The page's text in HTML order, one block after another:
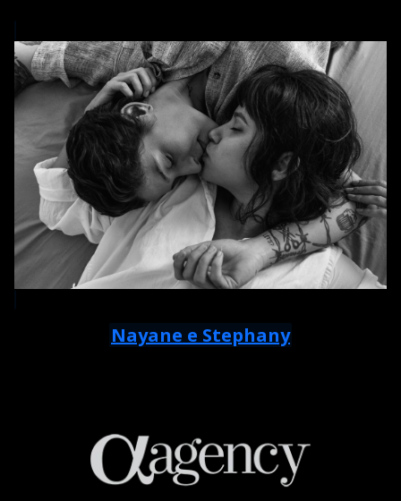
Nayane e Stephany